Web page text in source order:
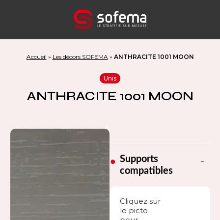
Accueil » Les décors SOFEMA » ANTHRACITE 1001 MOON
Unis
ANTHRACITE 1001 MOON
Supports
compatibles
Cliquez sur
le picto